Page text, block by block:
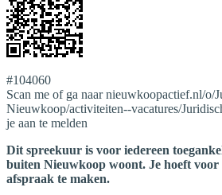
#104060
Scan me of ga naar nieuwkoopactief.nl/o/
Nieuwkoop/activiteiten--vacatures/
je aan te melden
Dit spreekuur is voor iedereen
buiten Nieuwkoop woont. Je hoeft voor
afspraak te maken.